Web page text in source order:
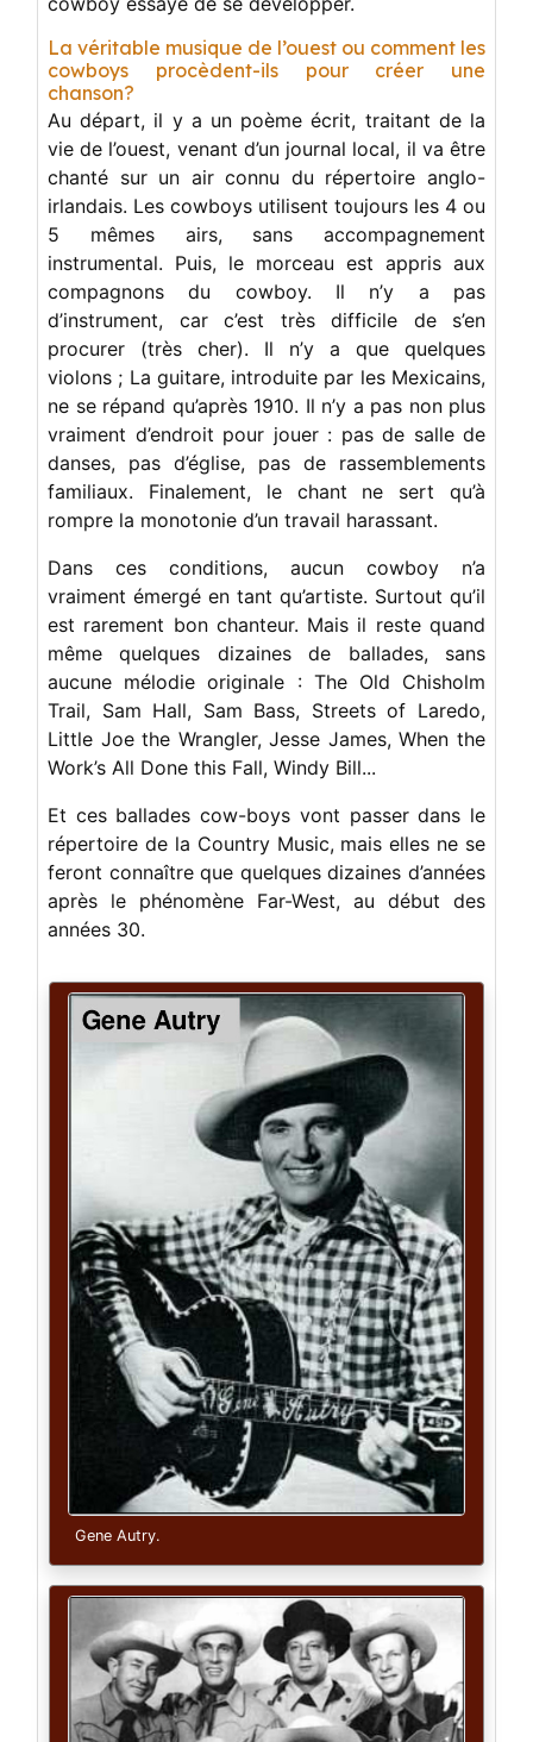
La véritable musique de l’ouest ou comment les
cowboys procèdent-ils pour créer une
chanson?
Au départ, il y a un poème écrit, traitant de la
vie de l’ouest, venant d’un journal local, il va être
chanté sur un air connu du répertoire anglo-
irlandais. Les cowboys utilisent toujours les 4 ou
5 mêmes airs, sans accompagnement
instrumental. Puis, le morceau est appris aux
compagnons du cowboy. Il n’y a pas
d’instrument, car c’est très difficile de s’en
procurer (très cher). Il n’y a que quelques
violons ; La guitare, introduite par les Mexicains,
ne se répand qu’après 1910. Il n’y a pas non plus
vraiment d’endroit pour jouer : pas de salle de
danses, pas d’église, pas de rassemblements
familiaux. Finalement, le chant ne sert qu’à
rompre la monotonie d’un travail harassant.
Dans ces conditions, aucun cowboy n’a
vraiment émergé en tant qu’artiste. Surtout qu’il
est rarement bon chanteur. Mais il reste quand
même quelques dizaines de ballades, sans
aucune mélodie originale : The Old Chisholm
Trail, Sam Hall, Sam Bass, Streets of Laredo,
Little Joe the Wrangler, Jesse James, When the
Work’s All Done this Fall, Windy Bill...
Et ces ballades cow-boys vont passer dans le
répertoire de la Country Music, mais elles ne se
feront connaître que quelques dizaines d’années
après le phénomène Far-West, au début des
années 30.
Gene Autry.